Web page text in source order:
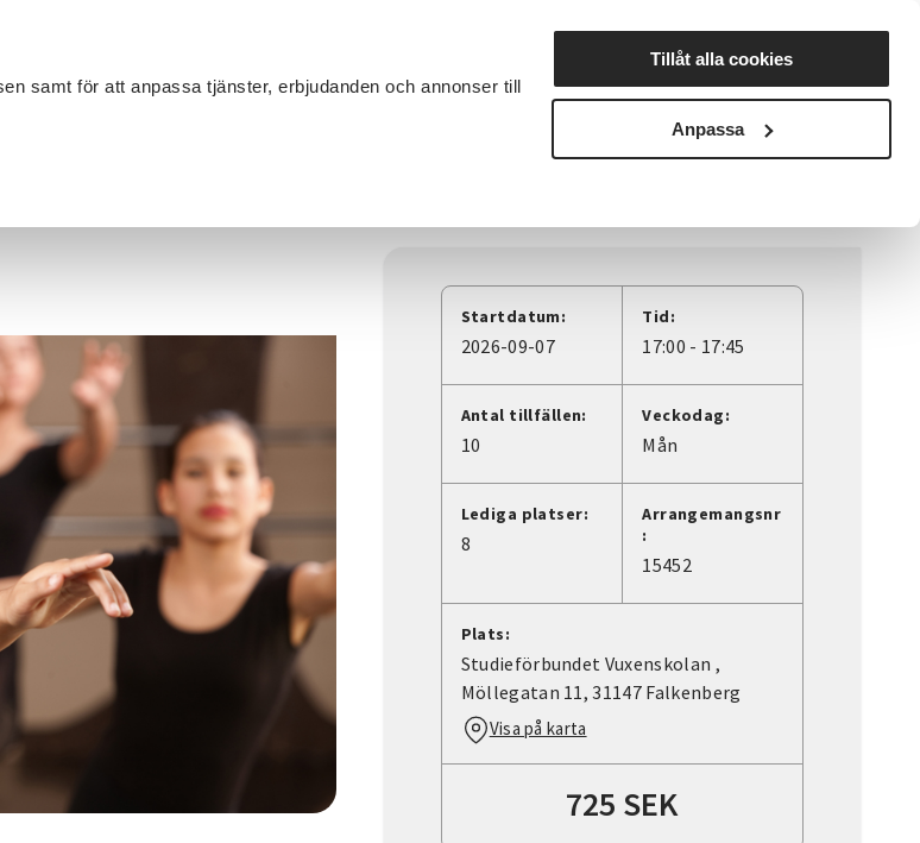
samt för att anpassa tjänster, erbjudanden och annonser till
Tillåt alla cookies
Anpassa
Nyheter Avdelningar
Startdatum:
2026-09-07
Tid:
17:00 - 17:45
Antal tillfällen:
10
Veckodag:
Mån
Lediga platser:
8
Arrangemangsnr
:
15452
Plats:
Studieförbundet Vuxenskolan ,
Möllegatan 11, 31147 Falkenberg
Visa på karta
725 SEK